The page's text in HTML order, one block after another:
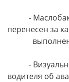
- Маслобак с
перенесен за
выполнена
-
водителя об